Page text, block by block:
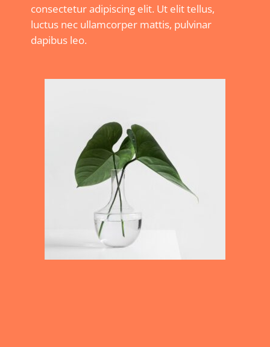
consectetur adipiscing elit. Ut elit tellus,
luctus nec ullamcorper mattis, pulvinar
dapibus leo.